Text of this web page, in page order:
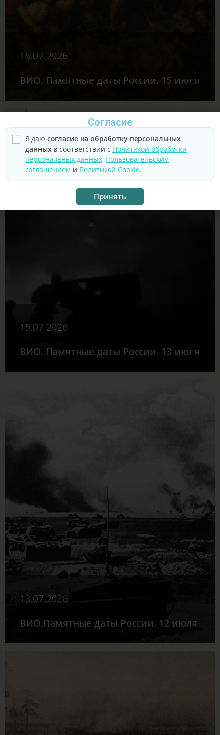
15.07.2026
ВИО. Памятные даты России. 15 июля
15.07.2026
ВИО. Памятные даты России. 13 июля
13.07.2026
ВИО.Памятные даты России. 12 июля
Согласие
Я даю согласие на обработку персональных
данных в соответствии с Политикой обработки
персональных данных, Пользовательским
соглашением и Политикой Cookie.
Принять